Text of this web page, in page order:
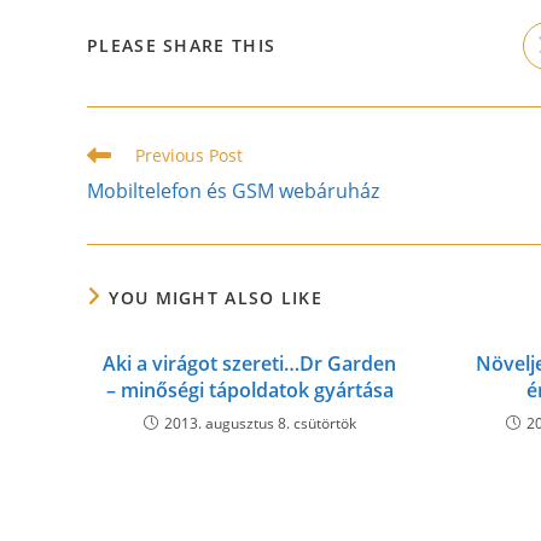
PLEASE SHARE THIS
Read
more
articles
Previous Post
Mobiltelefon és GSM webáruház
YOU MIGHT ALSO LIKE
Aki a virágot szereti…Dr Garden
– minőségi tápoldatok gyártása
2013. augusztus 8. csütörtök